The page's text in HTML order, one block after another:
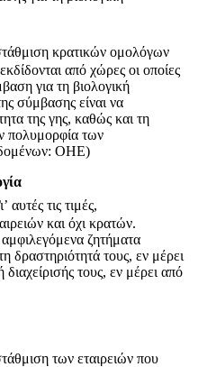
κρατικών ομολόγων
από χώρες οι οποίες
για τη βιολογική
σύμβασης είναι να
της γης, καθώς και τη
πολυμορφία των
ΟΗΕ)
αυτές τις τιμές,
και όχι κρατών.
ζητήματα
δραστηριότητά τους, εν μέρει
τους, εν μέρει από
των εταιρειών που